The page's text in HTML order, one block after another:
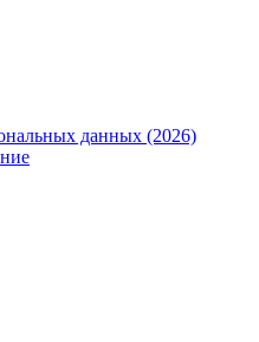
данных (2026)